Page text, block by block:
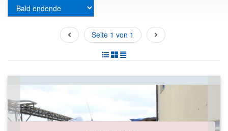
Seite 1 von 1